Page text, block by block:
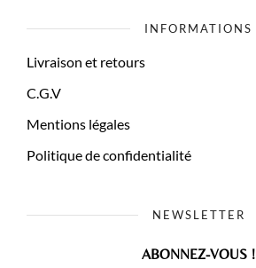
INFORMATIONS
Livraison et retours
C.G.V
Mentions légales
Politique de confidentialité
NEWSLETTER
ABONNEZ-VOUS !